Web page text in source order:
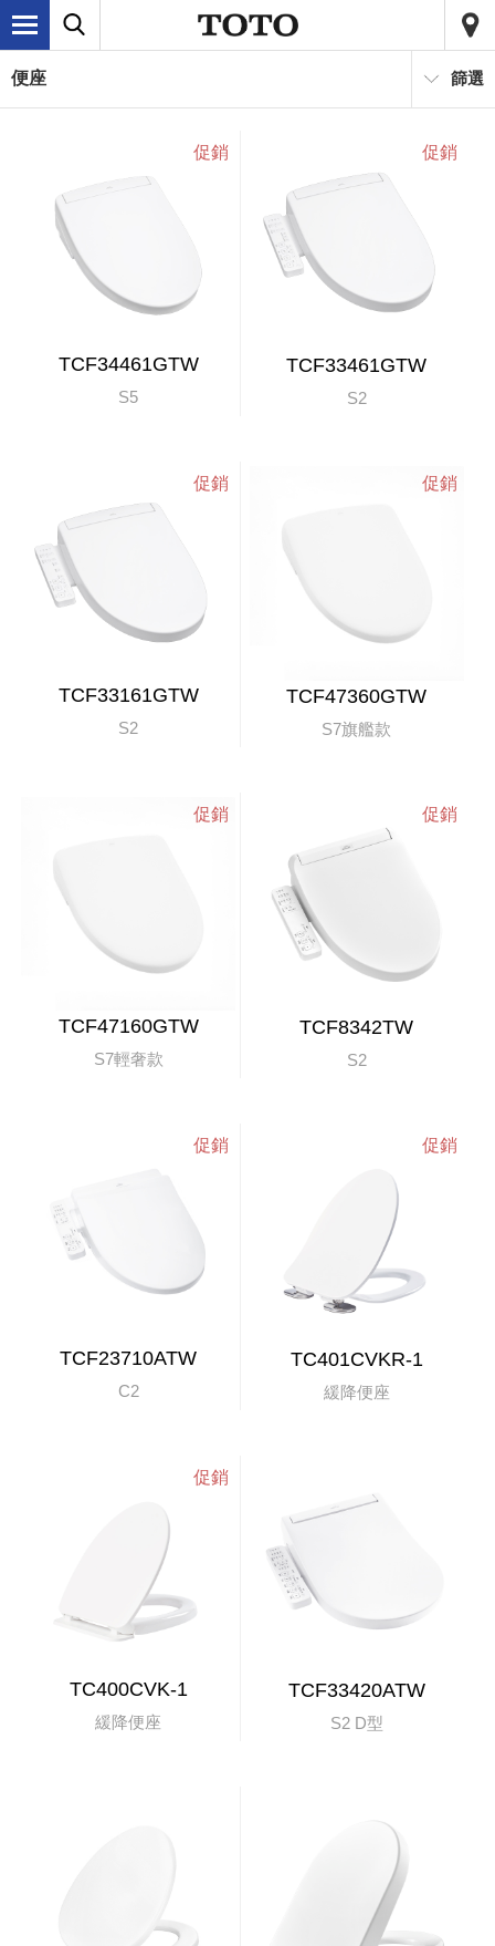
便座 篩選
TCF34461GTW
S5
TCF33461GTW
S2
TCF33161GTW
S2
TCF47360GTW
S7旗艦款
TCF47160GTW
S7輕奢款
TCF8342TW
S2
TCF23710ATW
C2
TC401CVKR-1
緩降便座
TC400CVK-1
緩降便座
TCF33420ATW
S2 D型